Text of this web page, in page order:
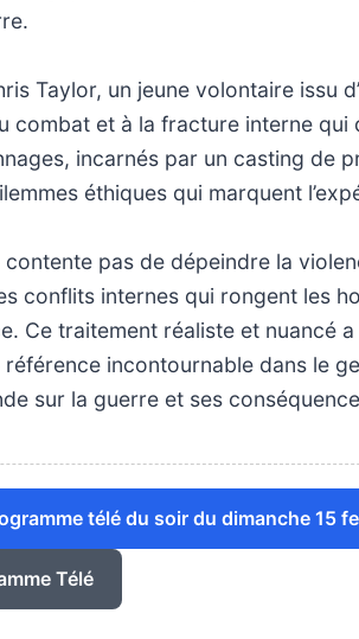
Taylor, un jeune volontaire issu
combat et à la fracture interne qui
incarnés par un casting de
éthiques qui marquent
pas de dépeindre la
conflits internes qui rongent les
Ce traitement réaliste et nuancé
référence incontournable dans le
sur la guerre et ses
télé du soir du dimanche 15
Télé